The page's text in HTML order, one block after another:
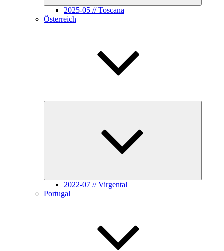
2025-05 // Toscana
Österreich
2022-07 // Virgental
Portugal